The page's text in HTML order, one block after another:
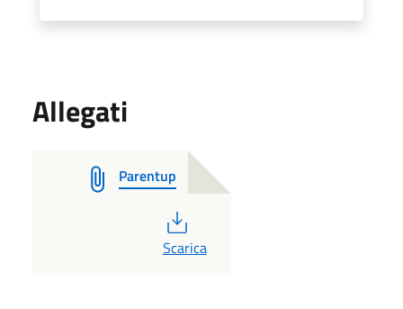
Allegati
Parentup
PDF
Scarica